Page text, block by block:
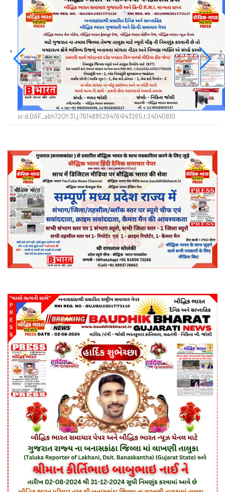
xr:d:DAF_abh72QY:31,j:7614885284764143265,t:24040810